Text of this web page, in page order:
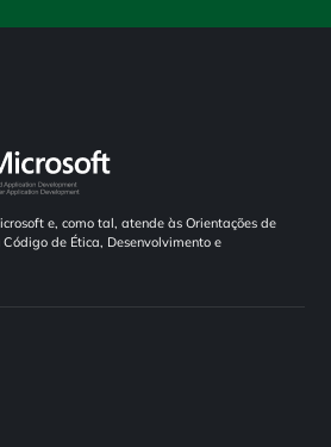
e, como tal, atende às Orientações de
de Ética, Desenvolvimento e